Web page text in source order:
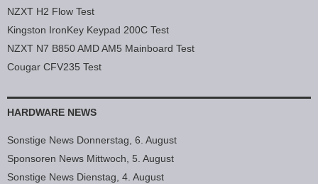
NZXT H2 Flow Test
Kingston IronKey Keypad 200C Test
NZXT N7 B850 AMD AM5 Mainboard Test
Cougar CFV235 Test
HARDWARE NEWS
Sonstige News Donnerstag, 6. August
Sponsoren News Mittwoch, 5. August
Sonstige News Dienstag, 4. August